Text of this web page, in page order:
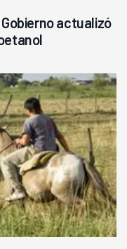
actualizó